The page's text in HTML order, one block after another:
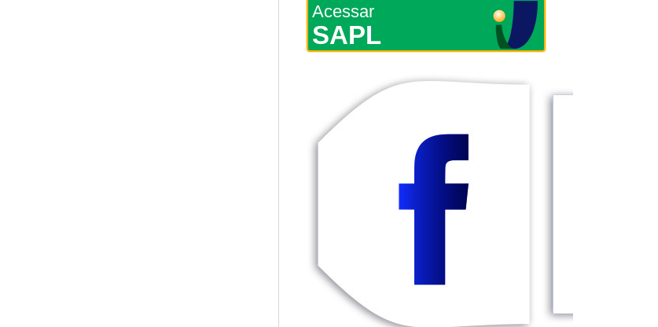
Acessar
SAPL